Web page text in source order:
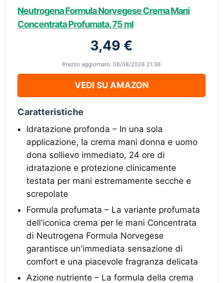
Neutrogena Formula Norvegese Crema Mani
Concentrata Profumata, 75 ml
3,49 €
Prezzo aggiornato: 08/08/2026 21:36
VEDI SU AMAZON
Caratteristiche
Idratazione profonda – In una sola
applicazione, la crema mani donna e uomo
dona sollievo immediato, 24 ore di
idratazione e protezione clinicamente
testata per mani estremamente secche e
screpolate
Formula profumata – La variante profumata
dell'iconica crema per le mani Concentrata
di Neutrogena Formula Norvegese
garantisce un'immediata sensazione di
comfort e una piacevole fragranza delicata
Azione nutriente – La formula della crema